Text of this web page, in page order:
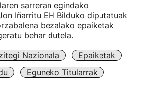
sarreran egindako
Iñarritu EH Bilduko diputatuak
bezalako epaiketak
behar dutela.
Nazionala
Epaiketak
Eguneko Titularrak